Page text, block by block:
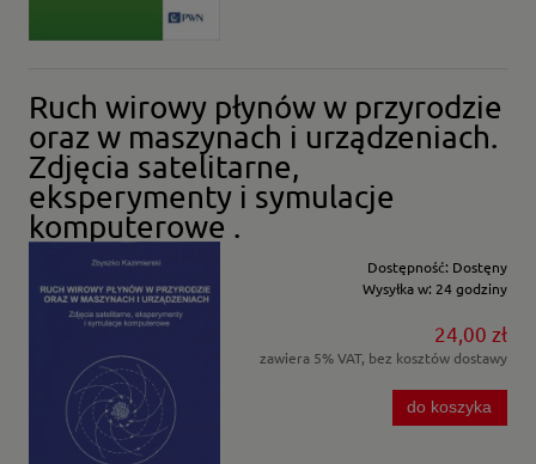
Ruch wirowy płynów w przyrodzie
oraz w maszynach i urządzeniach.
Zdjęcia satelitarne,
eksperymenty i symulacje
komputerowe .
Dostępność: Dostęny
Wysyłka w: 24 godziny
24,00 zł
zawiera 5% VAT, bez kosztów dostawy
do koszyka